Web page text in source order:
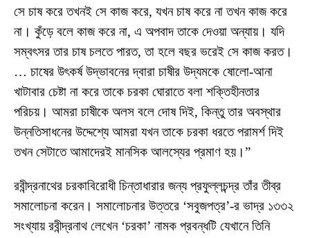
সে চাষ করে তখনই সে কাজ করে, যখন চাষ করে না তখন কাজ করে
না। কুঁড়ে বলে কাজ করে না, এ অপবাদ তাকে দেওয়া অন্যায়। যদি
সম্বৎসর তার চাষ চলতে পারত, তা হলে বছর ভরেই সে কাজ করত।
… চাষের উৎকর্ষ উদ্ভাবনের দ্বারা চাষীর উদ্যমকে ষোলো-আনা
খাটাবার চেষ্টা না করে তাকে চরকা ঘোরাতে বলা শক্তিহীনতার
পরিচয়। আমরা চাষীকে অলস বলে দোষ দিই, কিন্তু তার অবস্থার
উন্নতিসাধনের উদ্দেশ্যে আমরা যখন তাকে চরকা ধরতে পরামর্শ দিই
তখন সেটাতে আমাদেরই মানসিক আলস্যের প্রমাণ হয়।”
রবীন্দ্রনাথের চরকাবিরোধী চিন্তাধারার জন্য প্রফুল্লচন্দ্র তাঁর তীব্র
সমালোচনা করেন। সমালোচনার উত্তরে ‘সবুজপত্র’-র ভাদ্র ১৩৩২
সংখ্যায় রবীন্দ্রনাথ লেখেন ‘চরকা’ নামক প্রবন্ধটি যেখানে তিনি